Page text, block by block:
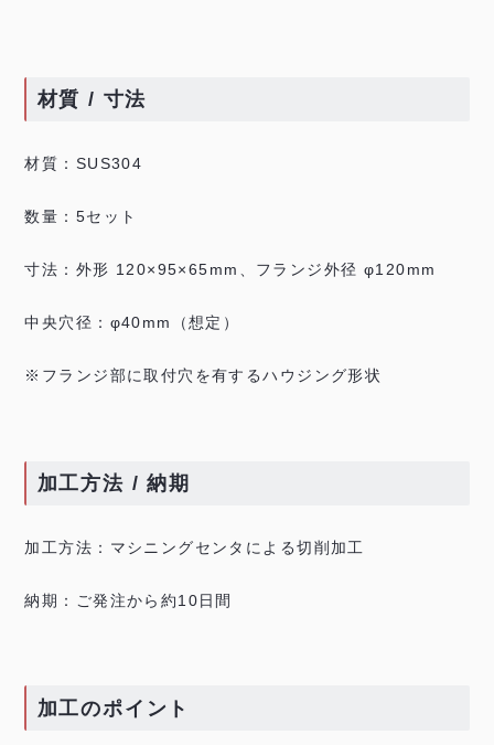
材質 / 寸法
材質：SUS304
数量：5セット
寸法：外形 120×95×65mm、フランジ外径 φ120mm
中央穴径：φ40mm（想定）
※フランジ部に取付穴を有するハウジング形状
加工方法 / 納期
加工方法：マシニングセンタによる切削加工
納期：ご発注から約10日間
加工のポイント